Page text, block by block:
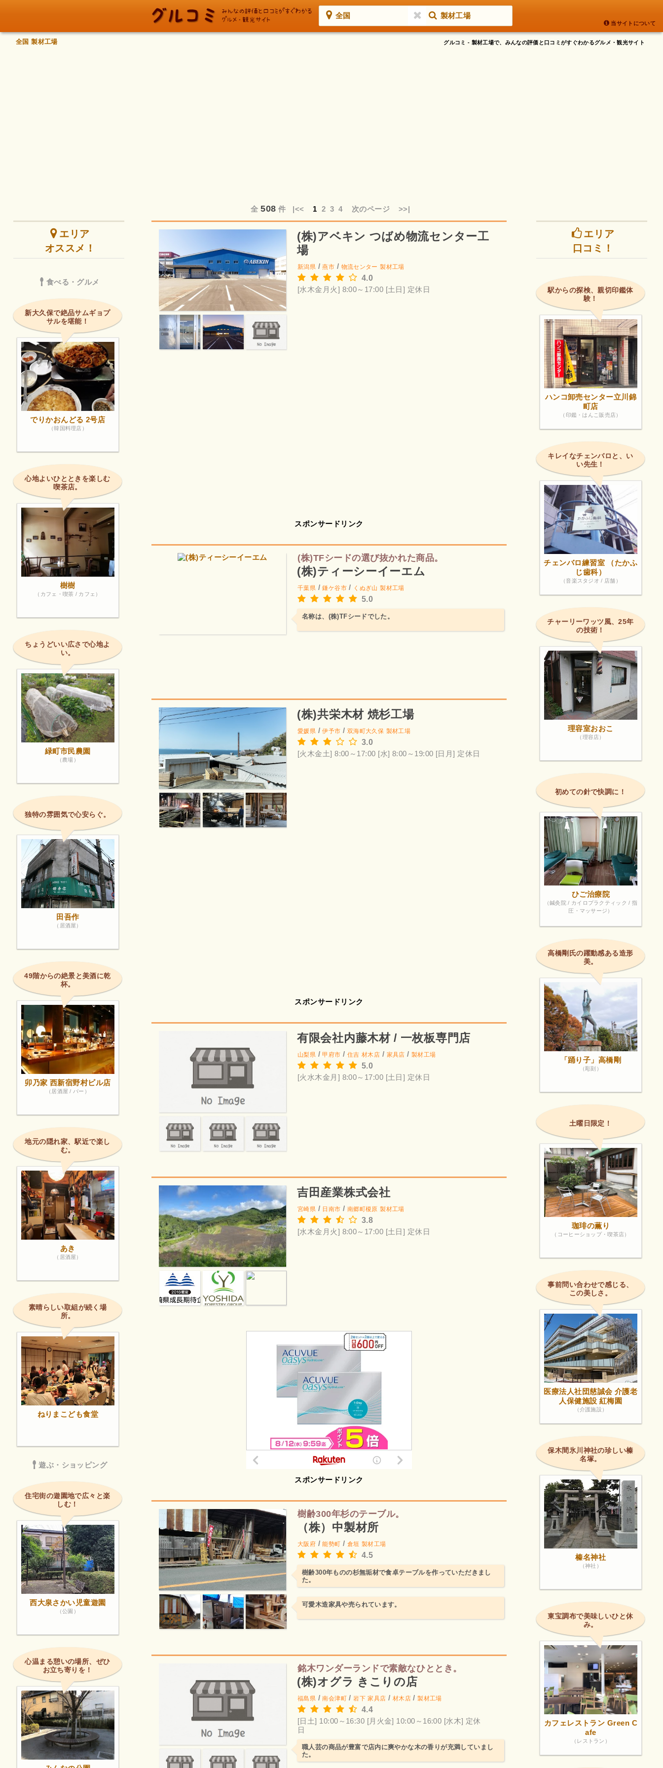
全国 製材工場
当サイトについて
グルコミ - 製材工場で、みんなの評価と口コミがすぐわかるグルメ・観光サイト
全国 製材工場
全508 件 |<< 1 2 3 4 次のページ >>|
(株)アベキン つばめ物流センター工
場
新潟県 /燕市 / 物流センター 製材工場
4.0
[水木金月火] 8:00～17:00 [土日] 定休日
スポンサードリンク
(株)TFシードの選び抜かれた商品。
(株)ティーシーイーエム
千葉県 /鎌ケ谷市/ くぬぎ山 製材工場
5.0
名称は、(株)TFシードでした。
(株)共栄木材 焼杉工場
愛媛県 /伊予市 / 双海町大久保 製材工場
3.0
[火木金土] 8:00～17:00 [水] 8:00～19:00 [日月] 定休日
スポンサードリンク
有限会社内藤木材 / 一枚板専門店
山梨県 /甲府市 / 住吉 材木店 / 家具店 / 製材工場
5.0
[火水木金月] 8:00～17:00 [土日] 定休日
吉田産業株式会社
宮崎県 / 日南市 / 南郷町榎原 製材工場
3.8
[水木金月火] 8:00～17:00 [土日] 定休日
スポンサードリンク
樹齢300年杉のテーブル。
（株）中製材所
大阪府 /能勢町 / 倉垣 製材工場
4.5
樹齢300年ものの杉無垢材で食卓テーブルを作っていただきまし
た。
可愛木造家具や売られています。
銘木ワンダーランドで素敵なひととき。
(株)オグラ きこりの店
福島県 /南会津町/岩下 家具店 / 材木店 /製材工場
4.4
[日土] 10:00～16:30 [月火金] 10:00～16:00 [水木] 定休
日
職人芸の商品が豊富で店内に爽やかな木の香りが充満していまし
た。
エリア
オススメ！
食べる・グルメ
新大久保で絶品サムギョプ
サルを堪能！
でりかおんどる 2号店
（韓国料理店）
心地よいひとときを楽しむ
喫茶店。
樹樹
（カフェ・喫茶 / カフェ）
ちょうどいい広さで心地よ
い。
緑町市民農園
（農場）
独特の雰囲気で心安らぐ。
田吾作
（居酒屋）
49階からの絶景と美酒に乾
杯。
卯乃家 西新宿野村ビル店
（居酒屋 / バー）
地元の隠れ家、駅近で楽し
む。
あき
（居酒屋）
素晴らしい取組が続く場
所。
ねりまこども食堂
遊ぶ・ショッピング
住宅街の遊園地で広々と楽
しむ！
西大泉さかい児童遊園
（公園）
心温まる憩いの場所、ぜひ
お立ち寄りを！
エリア
口コミ！
駅からの探検、親切印鑑体
験！
ハンコ卸売センター立川錦
町店
（印鑑・はんこ販売店）
キレイなチェンバロと、い
い先生！
チェンバロ練習室 （たかふ
じ歯科）
（音楽スタジオ / 店舗）
チャーリーワッツ風、25年
の技術！
理容室おおこ
（理容店）
初めての針で快調に！
ひご治療院
（鍼灸院 / カイロプラクティック / 指
圧・マッサージ）
高橋剛氏の躍動感ある造形
美。
「踊り子」高橋剛
（彫刻）
土曜日限定！
珈琲の薫り
（コーヒーショップ・喫茶店）
事前問い合わせで感じる、
この美しさ。
医療法人社団慈誠会 介護老
人保健施設 紅梅園
（介護施設）
保木間氷川神社の珍しい榛
名塚。
榛名神社
（神社）
東宝調布で美味しいひと休
み。
カフェレストラン Green C
afe
（レストラン）